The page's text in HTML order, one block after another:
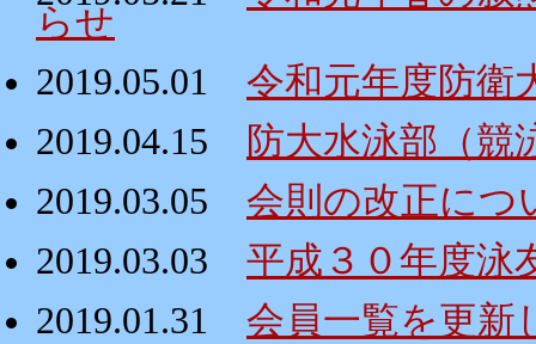
らせ
2019.05.01
令和元年度防衛
2019.04.15
防大水泳部（競
2019.03.05
会則の改正につ
2019.03.03
平成３０年度泳
2019.01.31
会員一覧を更新